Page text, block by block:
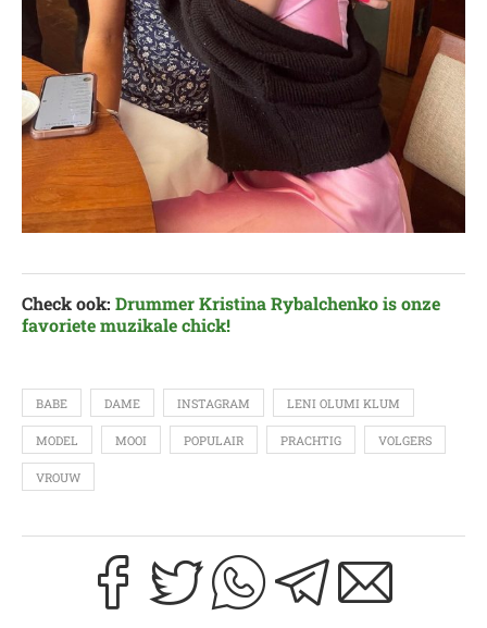
Check ook: Drummer Kristina Rybalchenko is onze
favoriete muzikale chick!
BABE DAME INSTAGRAM LENI OLUMI KLUM
MODEL MOOI POPULAIR PRACHTIG VOLGERS
VROUW